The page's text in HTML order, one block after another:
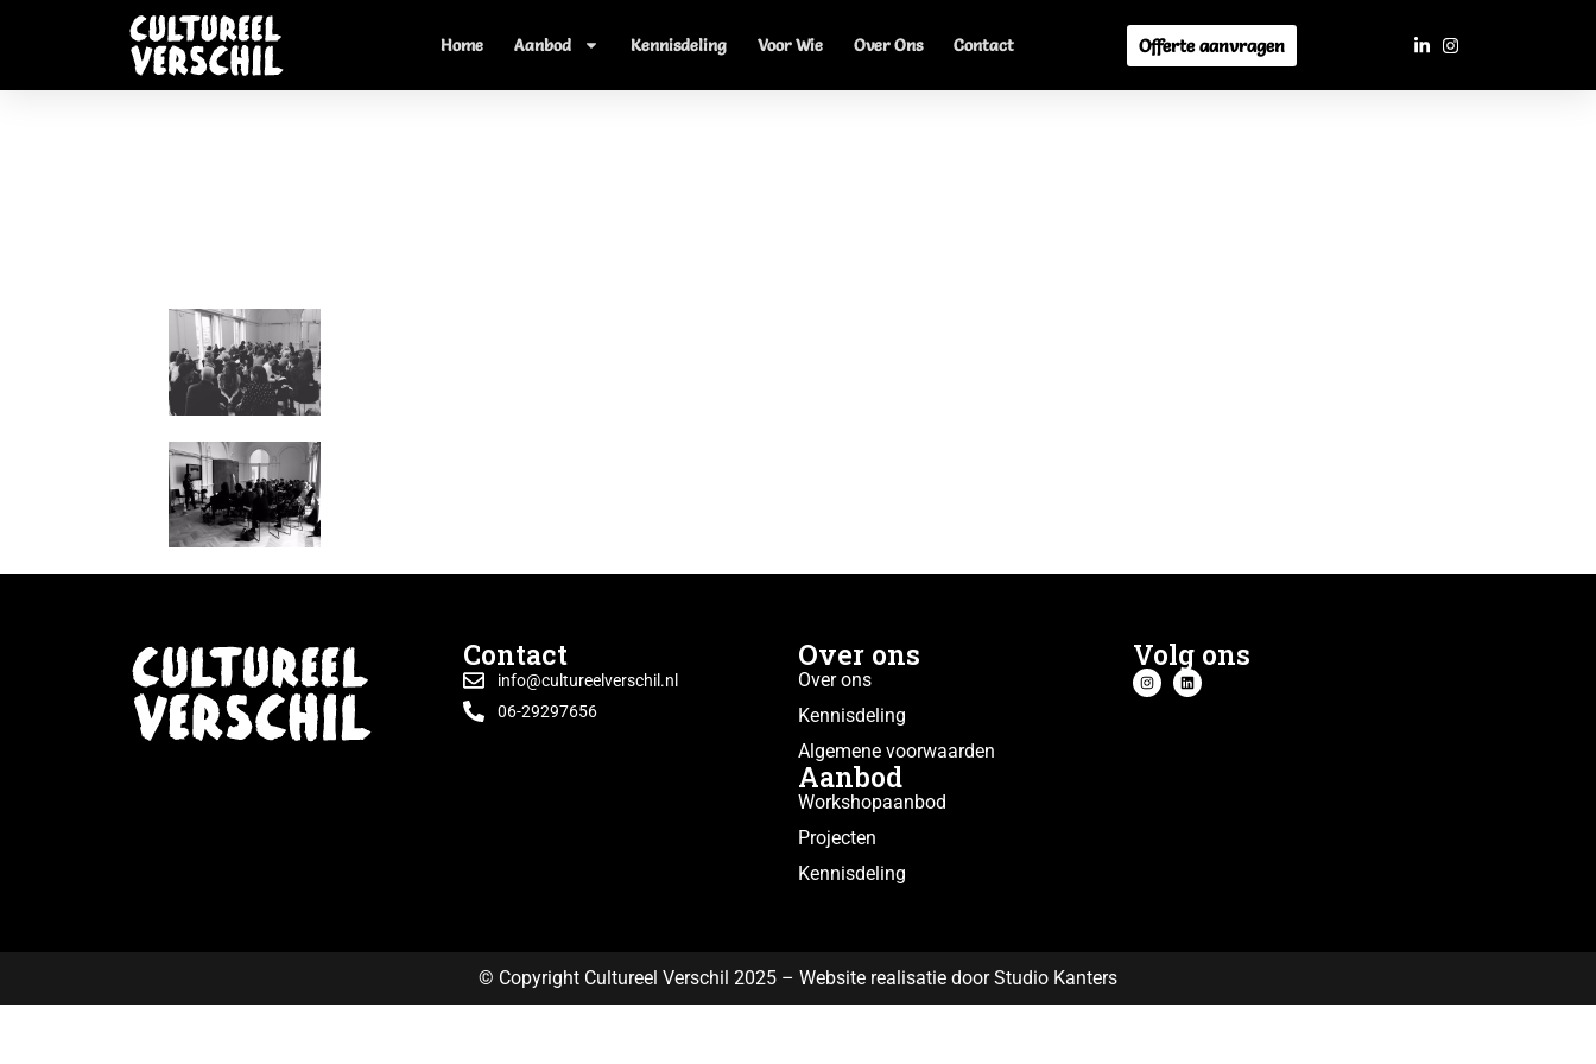
Home Aanbod Kennisdeling Voor Wie Over Ons Contact Offerte aanvragen
Contact
info@cultureelverschil.nl
06-29297656
Over ons
Over ons
Kennisdeling
Algemene voorwaarden
Aanbod
Workshopaanbod
Projecten
Kennisdeling
Volg ons
© Copyright Cultureel Verschil 2025 – Website realisatie door Studio Kanters